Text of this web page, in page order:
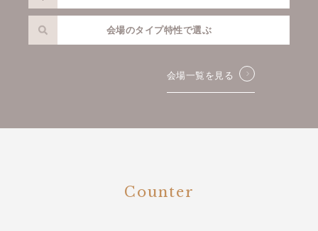
会場のタイプ特性で選ぶ
会場一覧を見る
Counter